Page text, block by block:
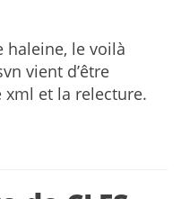
haleine, le voilà
vient d’être
xml et la relecture.